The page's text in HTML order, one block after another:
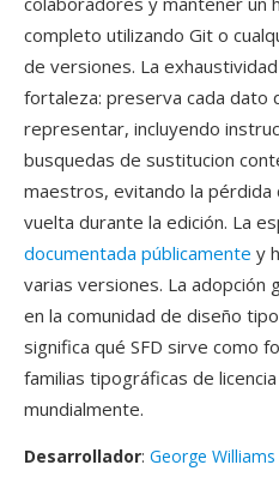
completo utilizando Git o
de versiones. La
fortaleza: preserva cada dato
representar, incluyendo
busquedas de sustitucion
maestros, evitando la
vuelta durante la edición. La
documentada públicamente y
varias versiones. La adopción
en la comunidad de diseño
significa qué SFD sirve como
familias tipográficas de
mundialmente.
Desarrollador: George Williams